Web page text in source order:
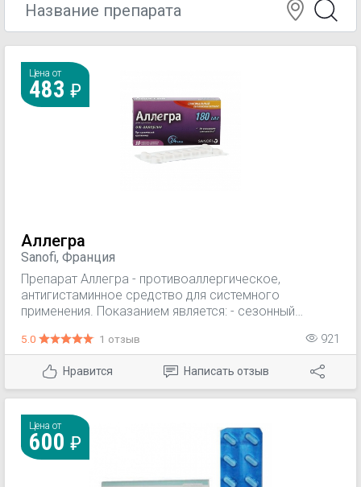
Цена от
483
Аллегра
Sanofi, Франция
Препарат Аллегра - противоаллергическое,
антигистаминное средство для системного
применения. Показанием является: - сезонный
таблетки 120 мг; - хроническая идиопатическая
крапивница (для уменьшения симптомов) - таблетки
180 мг.
5.0 1 отзыв 921
Нравится Написать отзыв
Цена от
600